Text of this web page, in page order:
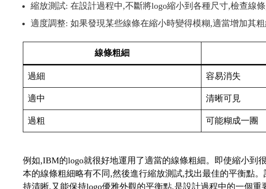
縮放測試: 在設計過程中,不斷將logo縮小到各種尺寸,檢查線條
適度調整: 如果發現某些線條在縮小時變得模糊,適當增加其粗
線條粗細
過細 容易消失
適中 清晰可見
過粗 可能糊成一團
例如,IBM的logo就很好地運用了適當的線條粗細。即使縮小到
本的線條粗細略有不同,然後進行縮放測試,找出最佳的平衡點
持清晰,又能保持logo優雅外觀的平衡點,是設計過程中的一個重